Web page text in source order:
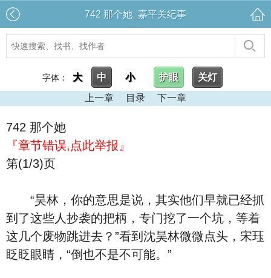
742 那个她_嘉平关纪事
字体： 大 中 小 护眼
关灯
上一章
目录 下一章
742 那个她
『章节错误,点此举报』
第(1/3)页
“昊林，你的意思是说，其实他们早就已经抓
到了这些人抄袭的把柄，专门挖了一个坑，等着
这几个废物跳进去？”看到沈昊林微微点头，宋珏
眨眨眼睛，“倒也不是不可能。”